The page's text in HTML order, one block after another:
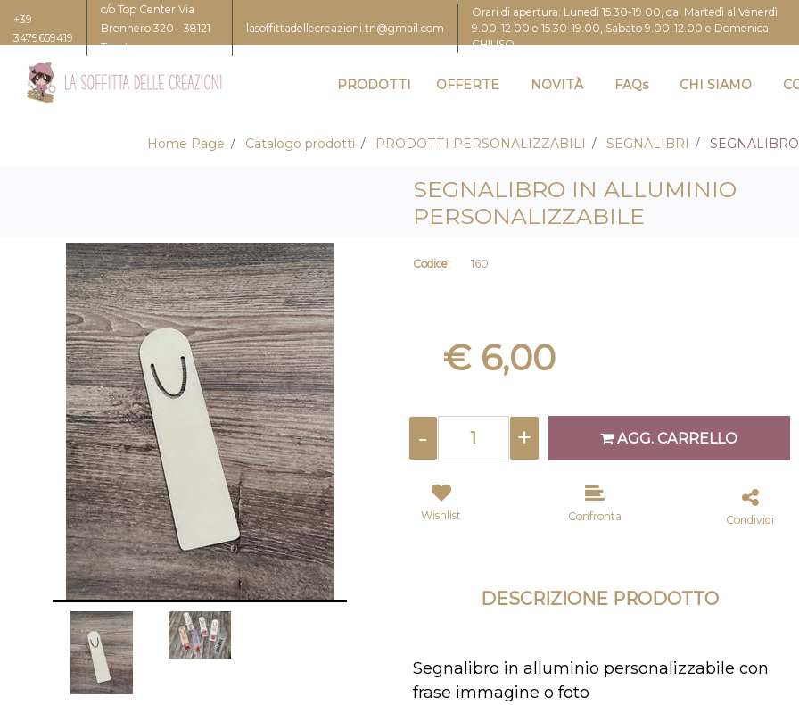
+39
3479659419
c/o Top Center Via
Brennero 320 - 38121
Trento
lasoffittadellecreazioni.tn@gmail.com
Orari di apertura: Lunedi 15.30-19.00, dal Martedì al Venerdì
9.00-12.00 e 15.30-19.00, Sabato 9.00-12.00 e Domenica
CHIUSO
PRODOTTI OFFERTE NOVITÀ FAQs CHI SIAMO
Home Page Catalogo prodotti PRODOTTI PERSONALIZZABILI SEGNALIBRI
SEGNALIBRO IN ALLUMINIO
PERSONALIZZABILE
Codice: 160
€ 6,00
AGG. CARRELLO
Wishlist Confronta Condividi
DESCRIZIONE PRODOTTO
Segnalibro in alluminio personalizzabile con
frase immagine o foto